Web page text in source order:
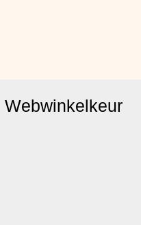
Webwinkelkeur